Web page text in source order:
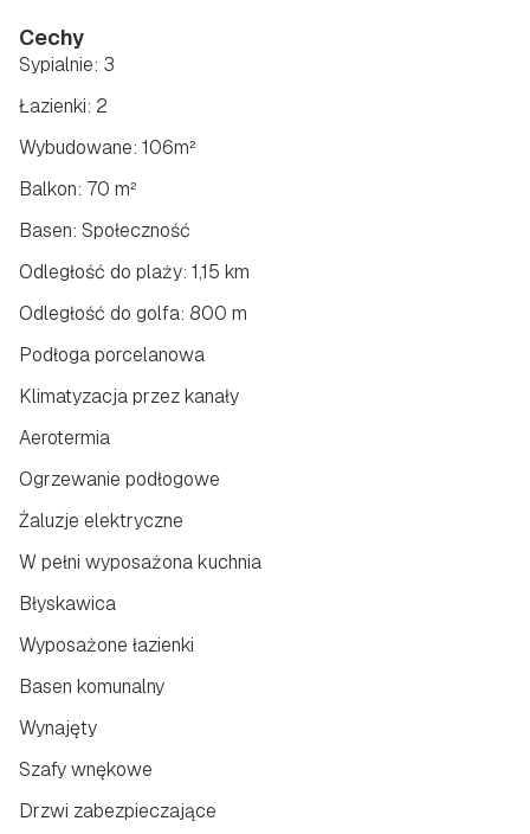
Cechy
Łazienki: 2
Wybudowane: 106m²
Sypialnie: 3
Balkon: 70 m²
Basen: Społeczność
Odległość do plaży: 1,15 km
Odległość do golfa: 800 m
Podłoga porcelanowa
Klimatyzacja przez kanały
Aerotermia
Ogrzewanie podłogowe
Żaluzje elektryczne
W pełni wyposażona kuchnia
Błyskawica
Wyposażone łazienki
Basen komunalny
Wynajęty
Szafy wnękowe
Drzwi zabezpieczające